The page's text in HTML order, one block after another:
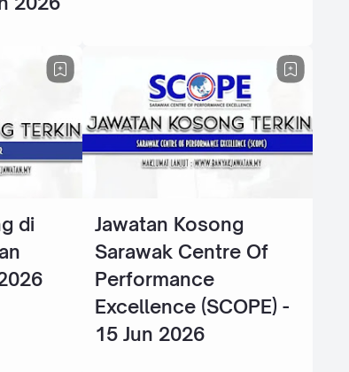
di
Jawatan Kosong
Sarawak Centre Of
Performance
Excellence (SCOPE) -
15 Jun 2026